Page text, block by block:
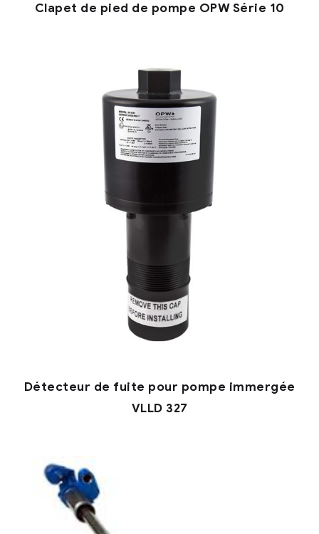
Clapet de pied de pompe OPW Série 10
Détecteur de fuite pour pompe immergée
VLLD 327